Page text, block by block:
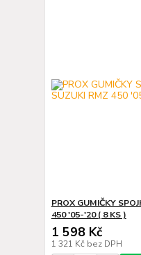
PROX GUMIČKY
450 '05-'20 ( 8 KS )
1 598 Kč
1 321 Kč bez DPH